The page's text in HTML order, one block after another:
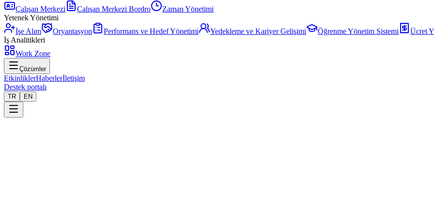
Çalışan Merkezi
Çalışan Merkezi Bordro
Zaman Yönetimi
Yetenek Yönetimi
İşe Alım
Oryantasyon Performans ve Hedef Yönetimi Yedekleme ve Kariyer Gelişimi Öğrenme Yönetim Sistemi
Ücret
İş Analitikleri
Work Zone
Çözümler
EtkinliklerHaberlerİletişim
Destek portalı
TR EN